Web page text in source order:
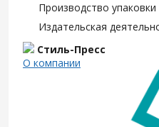
Производство упаковки
Издательская
Стиль-Пресс
О компании